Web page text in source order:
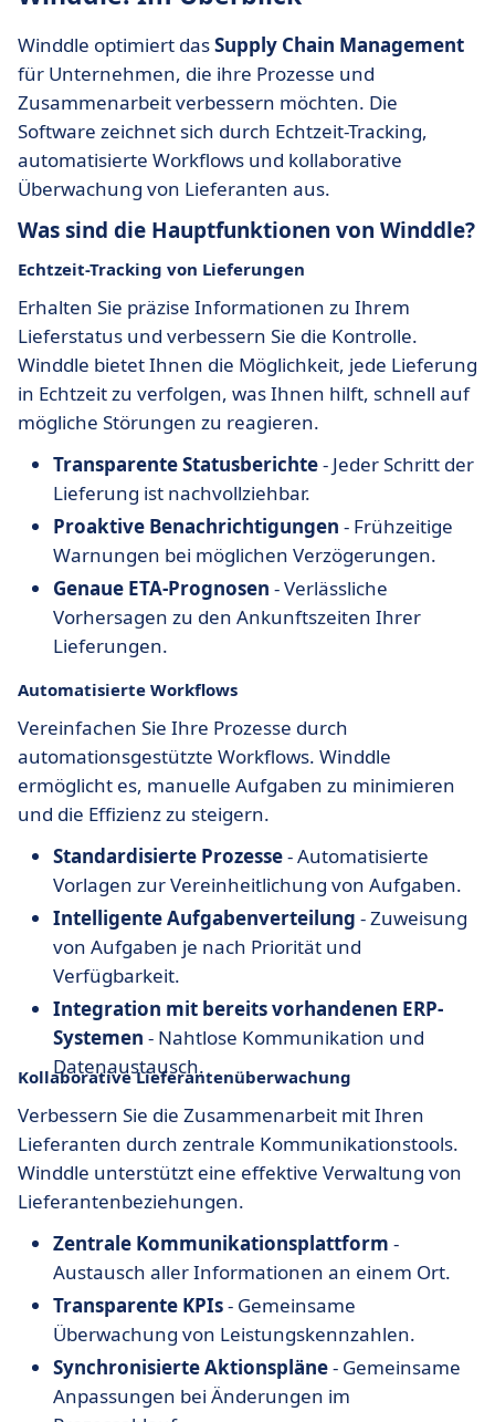
Winddle optimiert dasSupply Chain Management
für Unternehmen, die ihre Prozesse und
Zusammenarbeit verbessern möchten. Die
Software zeichnet sich durch Echtzeit-Tracking,
automatisierte Workflows und kollaborative
Überwachung von Lieferanten aus.
Was sind die Hauptfunktionen von Winddle?
Echtzeit-Tracking von Lieferungen
Erhalten Sie präzise Informationen zu Ihrem
Lieferstatus und verbessern Sie die Kontrolle.
Winddle bietet Ihnen die Möglichkeit, jede Lieferung
in Echtzeit zu verfolgen, was Ihnen hilft, schnell auf
mögliche Störungen zu reagieren.
Transparente Statusberichte- Jeder Schritt der
Lieferung ist nachvollziehbar.
Proaktive Benachrichtigungen - Frühzeitige
Warnungen bei möglichen Verzögerungen.
Genaue ETA-Prognosen - Verlässliche
Vorhersagen zu den Ankunftszeiten Ihrer
Lieferungen.
Automatisierte Workflows
Vereinfachen Sie Ihre Prozesse durch
automationsgestützte Workflows. Winddle
ermöglicht es, manuelle Aufgaben zu minimieren
und die Effizienz zu steigern.
Standardisierte Prozesse- Automatisierte
Vorlagen zur Vereinheitlichung von Aufgaben.
Intelligente Aufgabenverteilung - Zuweisung
von Aufgaben je nach Priorität und
Verfügbarkeit.
Integration mit bereits vorhandenen ERP-
Systemen - Nahtlose Kommunikation und
Datenaustausch.
Kollaborative Lieferantenüberwachung
Verbessern Sie die Zusammenarbeit mit Ihren
Lieferanten durch zentrale Kommunikationstools.
Winddle unterstützt eine effektive Verwaltung von
Lieferantenbeziehungen.
Zentrale Kommunikationsplattform -
Austausch aller Informationen an einem Ort.
Transparente KPIs- Gemeinsame
Überwachung von Leistungskennzahlen.
Synchronisierte Aktionspläne- Gemeinsame
Anpassungen bei Änderungen im